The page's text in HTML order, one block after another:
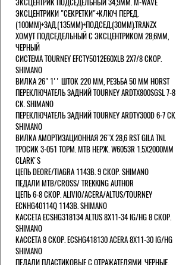
ЭКСЦЕНТРИКИ "СЕКРЕТКИ"+КЛЮЧ ПЕРЕД.
(100ММ)+ЗАД.(135ММ)+ПОДСЕД.(30ММ).TRANZX
ХОМУТ ПОДСЕДЕЛЬНЫЙ С ЭКСЦЕНТРИКОМ 28,6ММ,
ЧЕРНЫЙ
СИСТЕМА TOURNEY EFCTY5012E60XLB 2X7/8 СКОР.
SHIMANO
ВИЛКА 26" 1'' ШТОК 220 ММ, РЕЗЬБА 50 ММ HORST
ПЕРЕКЛЮЧАТЕЛЬ ЗАДНИЙ TOURNEY ARDTX800SGSL 7-8
СК. SHIMANO
ПЕРЕКЛЮЧАТЕЛЬ ЗАДНИЙ TOURNEY ARDTY300D 6-7 СК.
SHIMANO
ВИЛКА АМОРТИЗАЦИОННАЯ 26"Х 28,6 RST GILA TNL
ТРОСИК 3-051 ТОРМ. MTB НЕРЖ. W6053R 1.5Х2000ММ
СLARK'S
ЦЕПЬ DEORE/TIAGRA 114ЗВ. 9 СКОР. SHIMANO
ПЕДАЛИ MTB/CROSS/ TREKKING AUTHOR
ЦЕПЬ 6-8 СКОР. ALIVIO/ACERA/ALTUS/TOURNEY
ECNHG40114Q 114ЗВ. SHIMANO
КАССЕТА ECSHG318134 ALTUS 8Х11-34 IG/HG 8 СКОР.
SHIMANO
КАССЕТА 8 СКОР. ECSHG418130 ACERA 8Х11-30 IG/HG
SHIMANO
ПЕДАЛИ ПЛАСТИКОВЫЕ С ОТРАЖАТЕЛЯМИ, ЧЕРНЫЕ.